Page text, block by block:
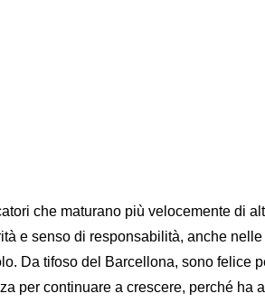
che maturano più velocemente di
e senso di responsabilità, anche
Da tifoso del Barcellona, sono felice
per continuare a crescere, perché ha